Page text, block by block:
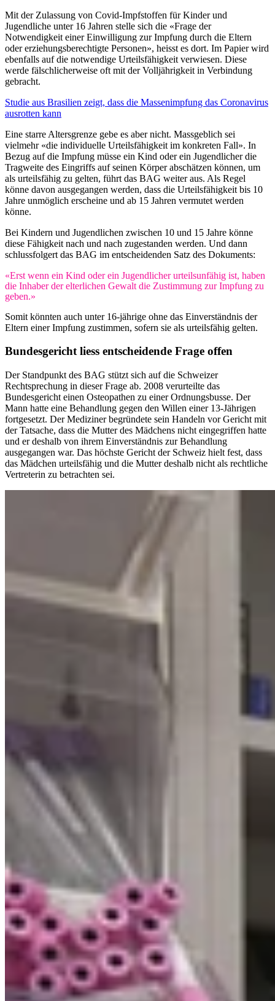
Mit der Zulassung von Covid-Impfstoffen für Kinder und
Jugendliche unter 16 Jahren stelle sich die «Frage der
Notwendigkeit einer Einwilligung zur Impfung durch die Eltern
oder erziehungsberechtigte Personen», heisst es dort. Im Papier wird
ebenfalls auf die notwendige Urteilsfähigkeit verwiesen. Diese
werde fälschlicherweise oft mit der Volljährigkeit in Verbindung
gebracht.
Studie aus Brasilien zeigt, dass die Massenimpfung das Coronavirus
ausrotten kann
Eine starre Altersgrenze gebe es aber nicht. Massgeblich sei
vielmehr «die individuelle Urteilsfähigkeit im konkreten Fall». In
Bezug auf die Impfung müsse ein Kind oder ein Jugendlicher die
Tragweite des Eingriffs auf seinen Körper abschätzen können, um
als urteilsfähig zu gelten, führt das BAG weiter aus. Als Regel
könne davon ausgegangen werden, dass die Urteilsfähigkeit bis 10
Jahre unmöglich erscheine und ab 15 Jahren vermutet werden
könne.
Bei Kindern und Jugendlichen zwischen 10 und 15 Jahre könne
diese Fähigkeit nach und nach zugestanden werden. Und dann
schlussfolgert das BAG im entscheidenden Satz des Dokuments:
«Erst wenn ein Kind oder ein Jugendlicher urteilsunfähig ist, haben
die Inhaber der elterlichen Gewalt die Zustimmung zur Impfung zu
geben.»
Somit könnten auch unter 16-jährige ohne das Einverständnis der
Eltern einer Impfung zustimmen, sofern sie als urteilsfähig gelten.
Bundesgericht liess entscheidende Frage offen
Der Standpunkt des BAG stützt sich auf die Schweizer
Rechtsprechung in dieser Frage ab. 2008 verurteilte das
Bundesgericht einen Osteopathen zu einer Ordnungsbusse. Der
Mann hatte eine Behandlung gegen den Willen einer 13-Jährigen
fortgesetzt. Der Mediziner begründete sein Handeln vor Gericht mit
der Tatsache, dass die Mutter des Mädchens nicht eingegriffen hatte
und er deshalb von ihrem Einverständnis zur Behandlung
ausgegangen war. Das höchste Gericht der Schweiz hielt fest, dass
das Mädchen urteilsfähig und die Mutter deshalb nicht als rechtliche
Vertreterin zu betrachten sei.